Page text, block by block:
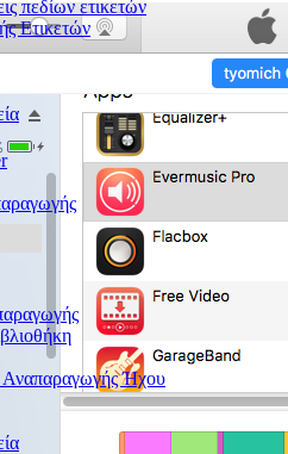
πεδίων ετικετών
Ετικετών
Ήχου